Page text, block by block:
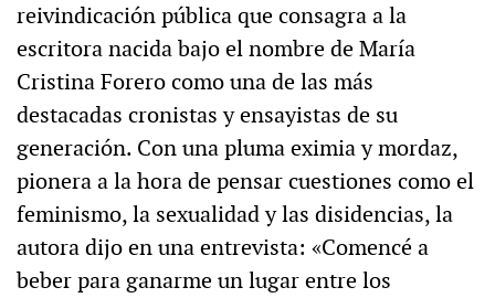
reivindicación pública que consagra a la
escritora nacida bajo el nombre de María
Cristina Forero como una de las más
destacadas cronistas y ensayistas de su
generación. Con una pluma eximia y mordaz,
pionera a la hora de pensar cuestiones como el
feminismo, la sexualidad y las disidencias, la
autora dijo en una entrevista: «Comencé a
beber para ganarme un lugar entre los